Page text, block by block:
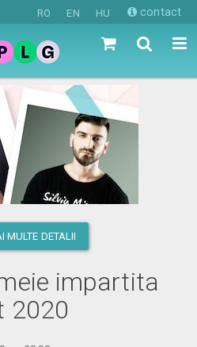
RO EN HU contact
MULTE DETALII
impartita
2020